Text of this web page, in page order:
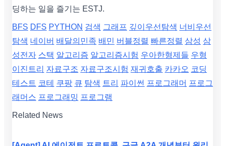
딩하는 일을 즐기는 ESTJ.
BFS DFS PYTHON 검색 그래프 깊이우선탐색 너비우선
탐색 네이버 배달의민족 배민 버블정렬 빠른정렬 삼성 삼
성전자 스택 알고리즘 알고리즘시험 우아한형제들 우형
이진트리 자료구조 자료구조시험 재귀호출 카카오 코딩
테스트 코테 쿠팡 큐 탐색 트리 파이썬 프로그래머 프로그
래머스 프로그래밍 프로그램
Related News